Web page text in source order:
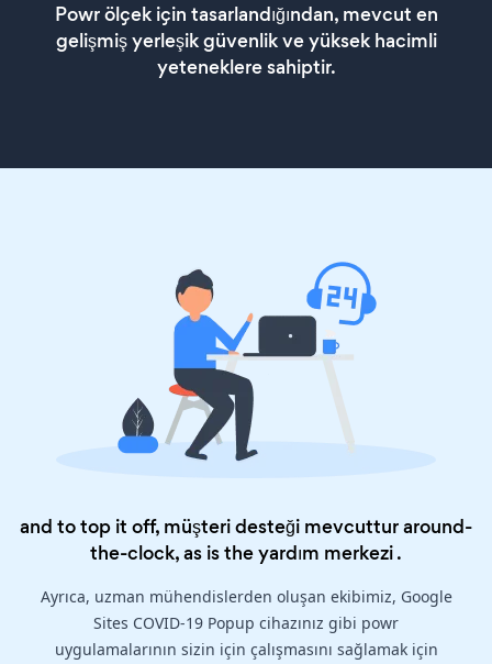
Powr ölçek için tasarlandığından, mevcut en
gelişmiş yerleşik güvenlik ve yüksek hacimli
yeteneklere sahiptir.
and to top it off, müşteri desteği mevcuttur around-
the-clock, as is theyardım merkezi.
Ayrıca, uzman mühendislerden oluşan ekibimiz, Google
Sites COVID-19 Popup cihazınız gibi powr
uygulamalarının sizin için çalışmasını sağlamak için